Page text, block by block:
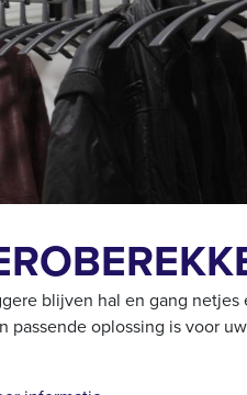
blijven hal en gang
passende oplossing is voor